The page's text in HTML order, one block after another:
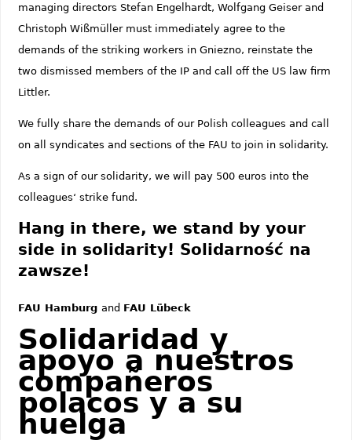
managing directors Stefan Engelhardt, Wolfgang Geiser and
Christoph Wißmüller must immediately agree to the
demands of the striking workers in Gniezno, reinstate the
two dismissed members of the IP and call off the US law firm
Littler.
We fully share the demands of our Polish colleagues and call
on all syndicates and sections of the FAU to join in solidarity.
As a sign of our solidarity, we will pay 500 euros into the
colleagues‘ strike fund.
Hang in there, we stand by your
side in solidarity! Solidarność na
zawsze!
FAU Hamburg and FAU Lübeck
Solidaridad y
apoyo a nuestros
compañeros
polacos y a su
huelga